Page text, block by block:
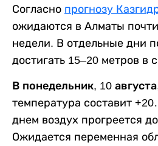
Согласно прогнозу
ожидаются в Алматы
недели. В отдельные дни
достигать 15–20 метров в
В понедельник, 10
температура составит
днем воздух прогреется
Ожидается переменная